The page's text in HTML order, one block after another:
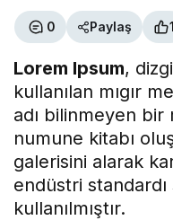
0 Paylaş 1
Lorem Ipsum,
kullanılan mıgır
adı bilinmeyen bir
numune kitabı
galerisini alarak
endüstri
kullanılmıştır.